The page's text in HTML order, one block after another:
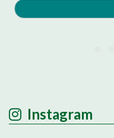
Instagram